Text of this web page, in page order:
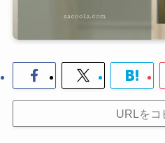
URLをコ